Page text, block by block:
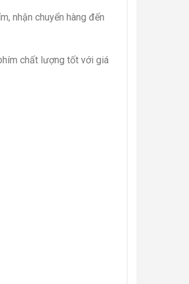
nhận chuyển hàng đến
chất lượng tốt với giá